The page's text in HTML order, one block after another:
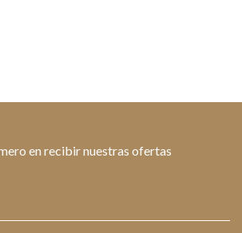
en recibir nuestras ofertas